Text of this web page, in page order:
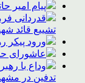
پیام امیر
قدردانی
تشییع قائد
ورود پیکر
عاشورای
تدفین در